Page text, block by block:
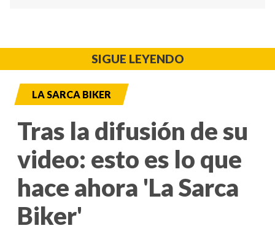
SIGUE LEYENDO
LA SARCA BIKER
Tras la difusión de su
video: esto es lo que
hace ahora 'La Sarca
Biker'